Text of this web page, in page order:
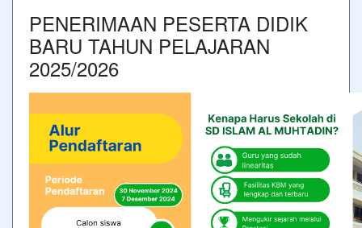
PENERIMAAN PESERTA DIDIK
BARU TAHUN PELAJARAN
2025/2026